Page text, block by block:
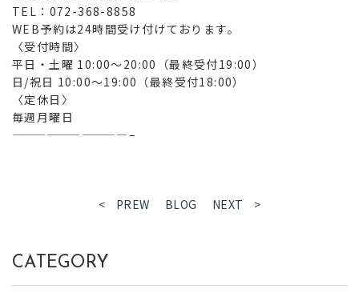
TEL：072-368-8858
WEB予約は24時間受け付けております。
〈受付時間〉
平日・土曜 10:00～20:00（最終受付19:00）
日/祝日 10:00～19:00（最終受付18:00）
〈定休日〉
毎週月曜日
——————————–
< PREW BLOG NEXT >
CATEGORY